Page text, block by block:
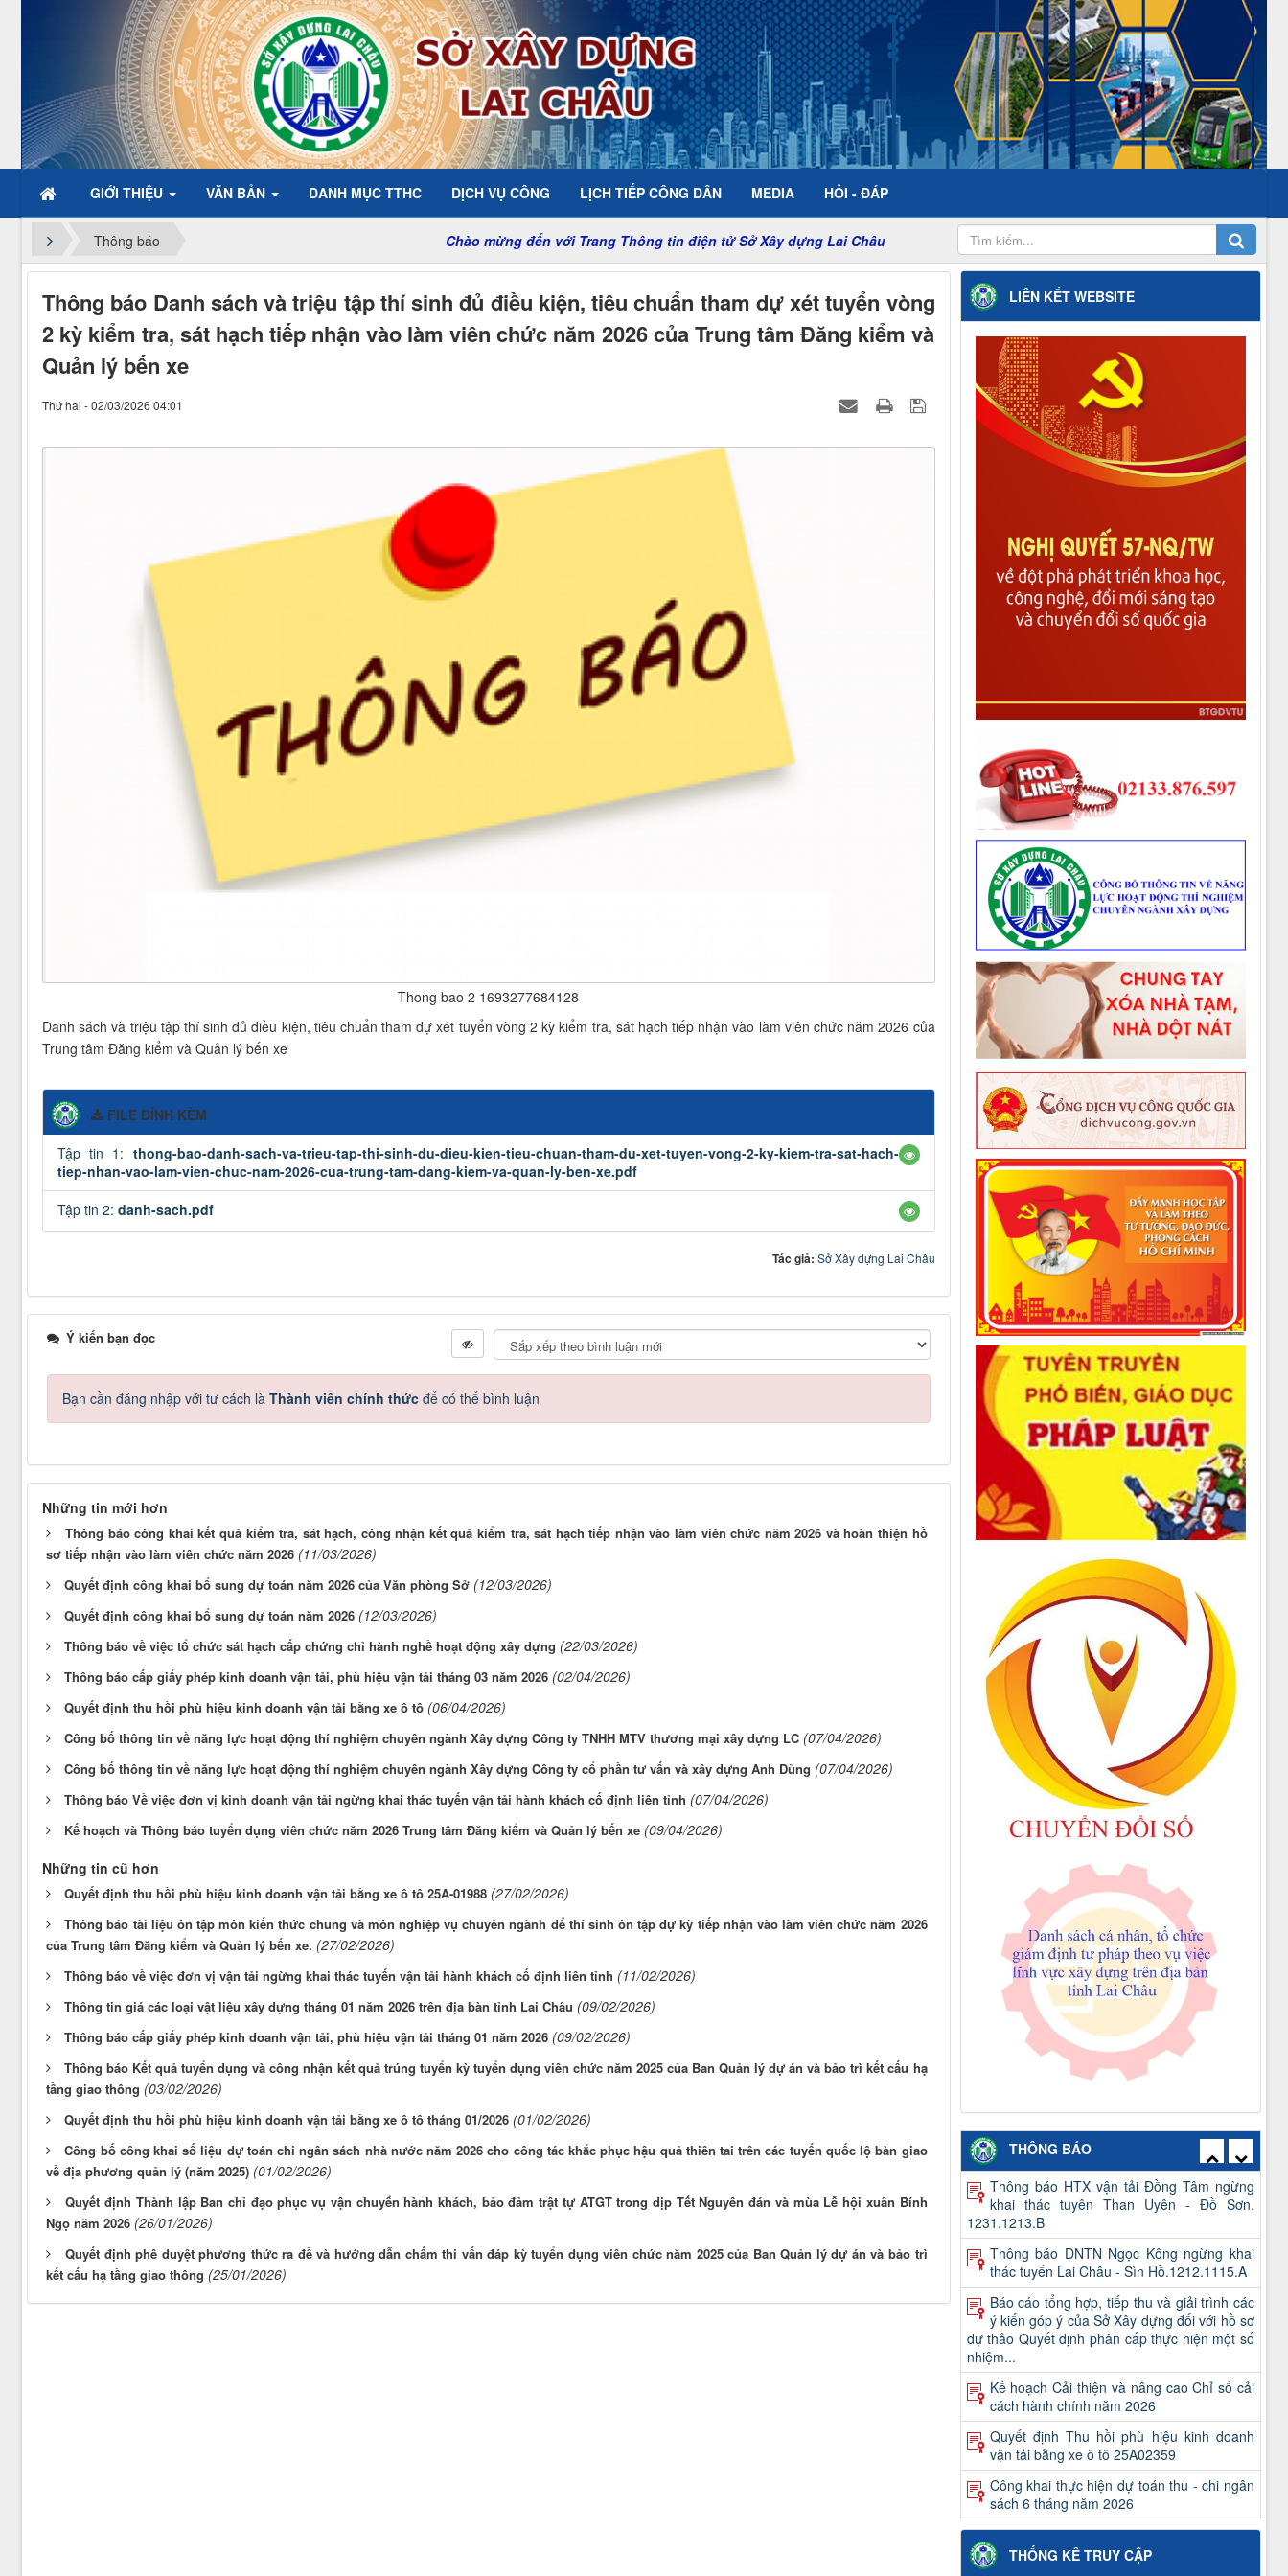
GIỚI THIỆU VĂN BẢN DANH MỤC TTHC DỊCH VỤ CÔNG LỊCH TIẾP CÔNG DÂN MEDIA HỎI - ĐÁP
Thông báo Chào mừng đến với Trang Thông tin điện tử Sở Xây dựng Lai Châu
Thông báo Danh sách và triệu tập thí sinh đủ điều kiện, tiêu chuẩn tham dự xét tuyển vòng
2 kỳ kiểm tra, sát hạch tiếp nhận vào làm viên chức năm 2026 của Trung tâm Đăng kiểm và
Quản lý bến xe
Thứ hai - 02/03/2026 04:01
Thong bao 2 1693277684128
Danh sách và triệu tập thí sinh đủ điều kiện, tiêu chuẩn tham dự xét tuyển vòng 2 kỳ kiểm tra, sát hạch tiếp nhận vào làm viên chức năm 2026 của
Trung tâm Đăng kiểm và Quản lý bến xe
FILE ĐÍNH KÈM
Tập tin 1: thong-bao-danh-sach-va-trieu-tap-thi-sinh-du-dieu-kien-tieu-chuan-tham-du-xet-tuyen-vong-2-ky-kiem-tra-sat-hach-
tiep-nhan-vao-lam-vien-chuc-nam-2026-cua-trung-tam-dang-kiem-va-quan-ly-ben-xe.pdf
Tập tin 2: danh-sach.pdf
Tác giả: Sở Xây dựng Lai Châu
Ý kiến bạn đọc
Bạn cần đăng nhập với tư cách là Thành viên chính thức để có thể bình luận
Những tin mới hơn
Thông báo công khai kết quả kiểm tra, sát hạch, công nhận kết quả kiểm tra, sát hạch tiếp nhận vào làm viên chức năm 2026 và hoàn thiện hồ
sơ tiếp nhận vào làm viên chức năm 2026 (11/03/2026)
Quyết định công khai bổ sung dự toán năm 2026 của Văn phòng Sở (12/03/2026)
Quyết định công khai bổ sung dự toán năm 2026 (12/03/2026)
Thông báo về việc tổ chức sát hạch cấp chứng chỉ hành nghề hoạt động xây dựng (22/03/2026)
Thông báo cấp giấy phép kinh doanh vận tải, phù hiệu vận tải tháng 03 năm 2026 (02/04/2026)
Quyết định thu hồi phù hiệu kinh doanh vận tải bằng xe ô tô (06/04/2026)
Công bố thông tin về năng lực hoạt động thí nghiệm chuyên ngành Xây dựng Công ty TNHH MTV thương mại xây dựng LC (07/04/2026)
Công bố thông tin về năng lực hoạt động thí nghiệm chuyên ngành Xây dựng Công ty cổ phần tư vấn và xây dựng Anh Dũng (07/04/2026)
Thông báo Về việc đơn vị kinh doanh vận tải ngừng khai thác tuyến vận tải hành khách cố định liên tỉnh (07/04/2026)
Kế hoạch và Thông báo tuyển dụng viên chức năm 2026 Trung tâm Đăng kiểm và Quản lý bến xe (09/04/2026)
Những tin cũ hơn
Quyết định thu hồi phù hiệu kinh doanh vận tải bằng xe ô tô 25A-01988 (27/02/2026)
Thông báo tài liệu ôn tập môn kiến thức chung và môn nghiệp vụ chuyên ngành để thí sinh ôn tập dự kỳ tiếp nhận vào làm viên chức năm 2026
của Trung tâm Đăng kiểm và Quản lý bến xe. (27/02/2026)
Thông báo về việc đơn vị vận tải ngừng khai thác tuyến vận tải hành khách cố định liên tỉnh (11/02/2026)
Thông tin giá các loại vật liệu xây dựng tháng 01 năm 2026 trên địa bàn tỉnh Lai Châu (09/02/2026)
Thông báo cấp giấy phép kinh doanh vận tải, phù hiệu vận tải tháng 01 năm 2026 (09/02/2026)
Thông báo Kết quả tuyển dụng và công nhận kết quả trúng tuyển kỳ tuyển dụng viên chức năm 2025 của Ban Quản lý dự án và bảo trì kết cấu hạ
tầng giao thông (03/02/2026)
Quyết định thu hồi phù hiệu kinh doanh vận tải bằng xe ô tô tháng 01/2026 (01/02/2026)
Công bố công khai số liệu dự toán chi ngân sách nhà nước năm 2026 cho công tác khắc phục hậu quả thiên tai trên các tuyến quốc lộ bàn giao
về địa phương quản lý (năm 2025) (01/02/2026)
Quyết định Thành lập Ban chỉ đạo phục vụ vận chuyển hành khách, bảo đảm trật tự ATGT trong dịp Tết Nguyên đán và mùa Lễ hội xuân Bính
Ngọ năm 2026 (26/01/2026)
Quyết định phê duyệt phương thức ra đề và hướng dẫn chấm thi vấn đáp kỳ tuyển dụng viên chức năm 2025 của Ban Quản lý dự án và bảo trì
kết cấu hạ tầng giao thông (25/01/2026)
LIÊN KẾT WEBSITE
THÔNG BÁO
Thông báo công khai việc mua sắm, hình
thành tài sản công năm 2026
Thông báo HTX vận tải Đồng Tâm ngừng
khai thác tuyên Than Uyên - Đồ Sơn.
1231.1213.B
Thông báo DNTN Ngọc Kông ngừng khai
thác tuyến Lai Châu - Sìn Hồ.1212.1115.A
Báo cáo tổng hợp, tiếp thu và giải trình các
ý kiến góp ý của Sở Xây dựng đối với hồ sơ
dự thảo Quyết định phân cấp thực hiện một số
nhiệm...
Kế hoạch Cải thiện và nâng cao Chỉ số cải
cách hành chính năm 2026
Quyết định Thu hồi phù hiệu kinh doanh
vận tải bằng xe ô tô 25A02359
Công khai thực hiện dự toán thu - chi ngân
sách 6 tháng năm 2026
Quyết định kết quả kỳ xét thăng hạng và
danh sách viên chức trúng tuyển kỳ xét
thăng hạng chức danh nghề nghiệp viên chức
THỐNG KÊ TRUY CẬP